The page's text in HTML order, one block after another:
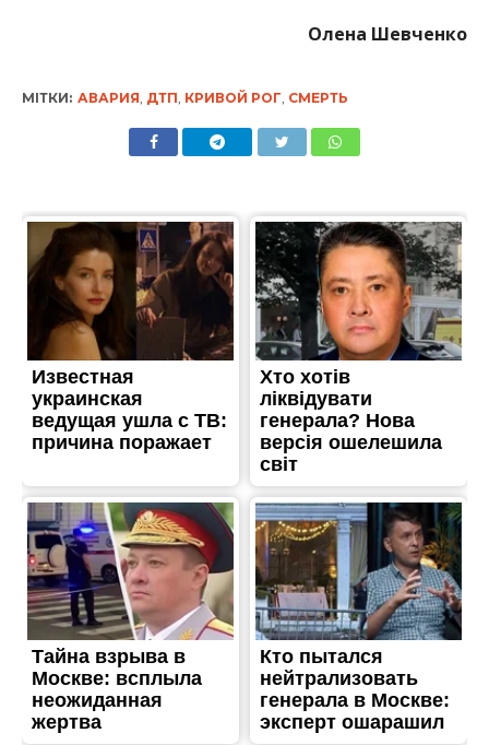
Олена Шевченко
МІТКИ: АВАРИЯ, ДТП, КРИВОЙ РОГ, СМЕРТЬ